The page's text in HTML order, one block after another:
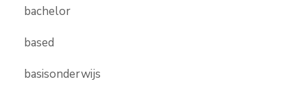
bachelor
based
basisonderwijs